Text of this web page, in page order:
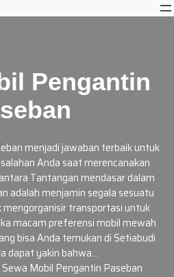
Pengantin
menjadi jawaban terbaik untuk
Anda saat merencanakan
Tantangan mendasar dalam
adalah menjamin segala sesuatu
mengorganisir transportasi untuk
macam preferensi mobil mewah
bisa Anda temukan di Setiabudi
dapat yakin bahwa…
Sewa Mobil Pengantin Paseban